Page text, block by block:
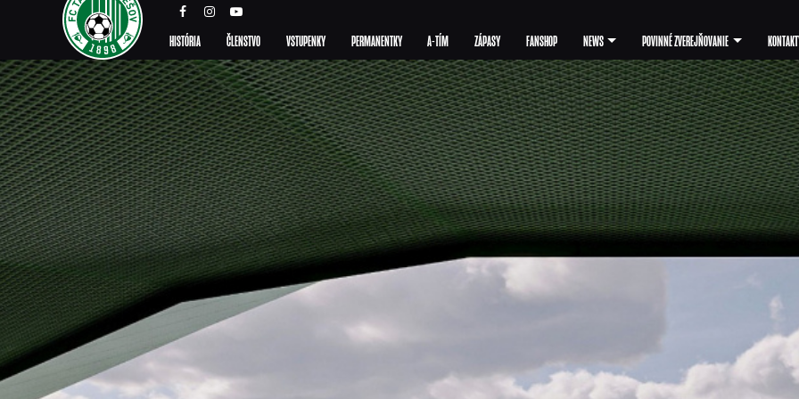
HISTÓRIA ČLENSTVO VSTUPENKY PERMANENTKY A-TÍM ZÁPASY FANSHOP NEWS POVINNÉ ZVEREJŇOVANIE